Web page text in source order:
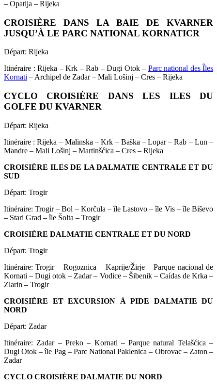
– Opatija – Rijeka
CROISIÈRE DANS LA BAIE DE KVARNER
JUSQU’À LE PARC NATIONAL KORNATICR
Départ: Rijeka
Itinéraire : Rijeka – Krk – Rab – Dugi Otok – Parc national des Îles
Kornati – Archipel de Zadar – Mali Lošinj – Cres – Rijeka
CYCLO CROISIÈRE DANS LES ILES DU
GOLFE DU KVARNER
Départ: Rijeka
Itinéraire : Rijeka – Malinska – Krk – Baška – Lopar – Rab – Lun –
Mandre – Mali Lošinj – Martinšćica – Cres – Rijeka
CROISIÈRE ILES DE LA DALMATIE CENTRALE ET DU
SUD
Départ: Trogir
Itinéraire: Trogir – Bol – Korčula – île Lastovo – île Vis – île Biševo
– Stari Grad – île Šolta – Trogir
CROISIÈRE DALMATIE CENTRALE ET DU NORD
Départ: Trogir
Itinéraire: Trogir – Rogoznica – Kaprije/Žirje – Parque nacional de
Kornati – Dugi otok – Zadar – Vodice – Šibenik – Caídas de Krka –
Zlarin – Trogir
CROISIÈRE ET EXCURSION À PIDE DALMATIE DU
NORD
Départ: Zadar
Itinéraire: Zadar – Preko – Kornati – Parque natural Telašćica –
Dugi Otok – île Pag – Parc National Paklenica – Obrovac – Zaton –
Zadar
CYCLO CROISIÈRE DALMATIE DU NORD